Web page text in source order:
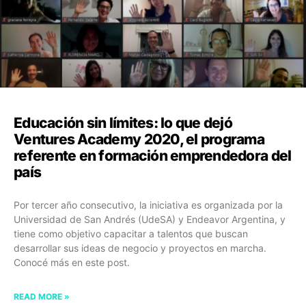
Educación sin límites: lo que dejó
Ventures Academy 2020, el programa
referente en formación emprendedora del
país
Por tercer año consecutivo, la iniciativa es organizada por la
Universidad de San Andrés (UdeSA) y Endeavor Argentina, y
tiene como objetivo capacitar a talentos que buscan
desarrollar sus ideas de negocio y proyectos en marcha.
Conocé más en este post.
READ MORE »